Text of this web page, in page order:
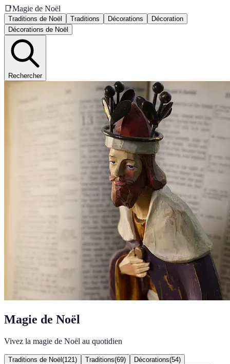
📑Magie de Noël
Traditions de Noël Traditions Décorations
Décoration
Décorations de Noël
Rechercher
Magie de Noël
Vivez la magie de Noël au quotidien
Traditions de Noël (121 ) Traditions(69) Décorations(54)